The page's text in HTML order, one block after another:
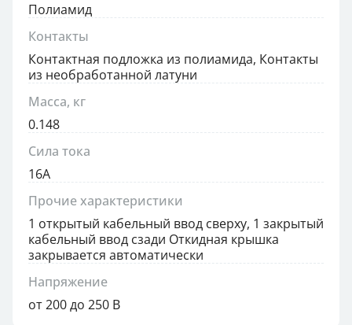
Полиамид
Контакты
Контактная подложка из полиамида, Контакты
из необработанной латуни
Масса, кг
0.148
Сила тока
16А
Прочие характеристики
1 открытый кабельный ввод сверху, 1 закрытый
кабельный ввод сзади Откидная крышка
закрывается автоматически
Напряжение
от 200 до 250 В